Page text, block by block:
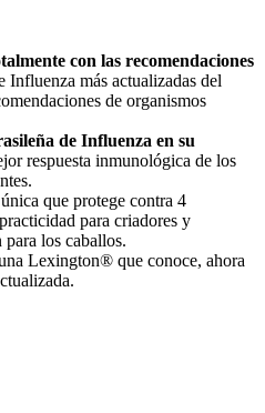
con las recomendaciones
Influenza más actualizadas del
de organismos
de Influenza en su
respuesta inmunológica de los
que protege contra 4
para criadores y
los caballos.
Lexington® que conoce, ahora